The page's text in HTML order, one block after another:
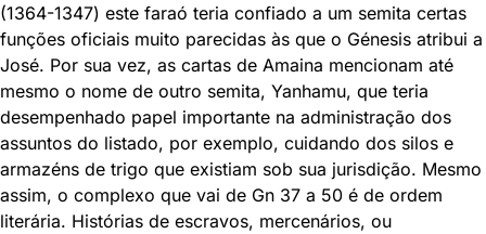
(1364-1347) este faraó teria confiado a um semita certas
funções oficiais muito parecidas às que o Génesis atribui a
José. Por sua vez, as cartas de Amaina mencionam até
mesmo o nome de outro semita, Yanhamu, que teria
desempenhado papel importante na administração dos
assuntos do listado, por exemplo, cuidando dos silos e
armazéns de trigo que existiam sob sua jurisdição. Mesmo
assim, o complexo que vai de Gn 37 a 50 é de ordem
literária. Histórias de escravos, mercenários, ou